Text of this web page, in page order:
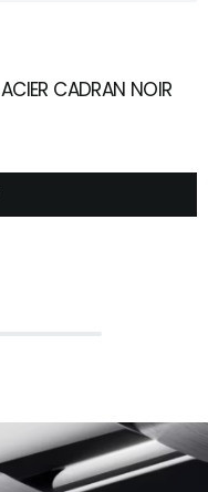
CADRAN NOIR